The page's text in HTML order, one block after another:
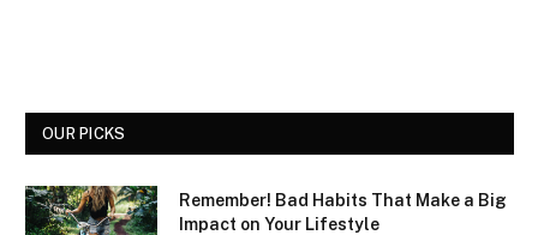
OUR PICKS
Remember! Bad Habits That Make a Big
Impact on Your Lifestyle